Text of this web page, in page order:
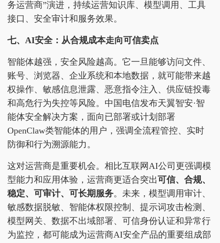
务运营商”演进，持续运营知识库、模型调用、工具
接口、安全审计和服务效果。
七、AI安全：从合规成本走向可信卖点
智能体越强，安全风险越高。它一旦能够访问文件、
账号、浏览器、企业系统和本地数据，就可能带来越
权操作、敏感信息泄露、恶意指令注入、供应链投毒
和高危行为失控等风险。中国电信发布天翼智安·智
能体安全解决方案，面向已部署或计划部署
OpenClaw类智能体的用户，强调全流程管控、实时
防御和行为溯源能力。
这对运营商是重要机会。相比互联网AI公司更强调模
型能力和应用体验，运营商更适合突出可信、合规、
稳定、可审计、可长期服务。未来，模型调用审计、
敏感数据脱敏、智能体权限控制、提示词攻击检测、
模型网关、数据不出域部署、可信身份认证和异常行
为监控，都可能成为运营商AI安全产品的重要组成部